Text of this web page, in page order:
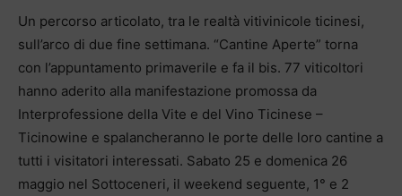
Un percorso articolato, tra le realtà vitivinicole ticinesi,
sull’arco di due fine settimana. “Cantine Aperte” torna
con l’appuntamento primaverile e fa il bis. 77 viticoltori
hanno aderito alla manifestazione promossa da
Interprofessione della Vite e del Vino Ticinese –
Ticinowine e spalancheranno le porte delle loro cantine a
tutti i visitatori interessati. Sabato 25 e domenica 26
maggio nel Sottoceneri, il weekend seguente, 1° e 2